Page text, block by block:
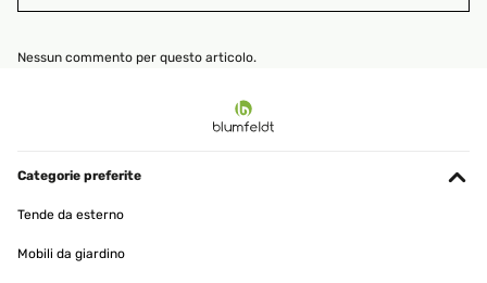
Nessun commento per questo articolo.
Categorie preferite
Tende da esterno
Mobili da giardino